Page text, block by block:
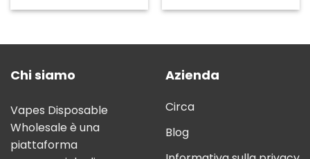
Chi siamo
Vapes Disposable
Wholesale è una
piattaforma
Azienda
Circa
Blog